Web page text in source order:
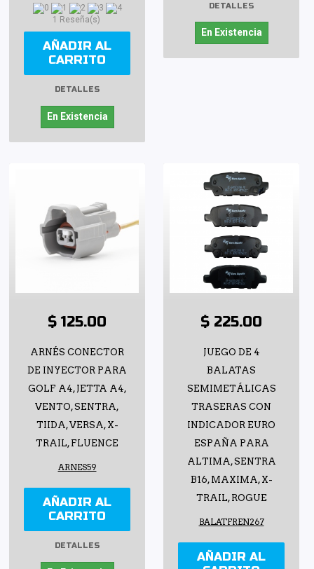
1 Reseña(s)
AÑADIR AL
CARRITO
DETALLES
En Existencia
DETALLES
En Existencia
$ 125.00
ARNÉS CONECTOR
DE INYECTOR PARA
GOLF A4, JETTA A4,
VENTO, SENTRA,
TIIDA, VERSA, X-
TRAIL, FLUENCE
ARNES59
AÑADIR AL
CARRITO
DETALLES
$ 225.00
JUEGO DE 4
BALATAS
SEMIMETÁLICAS
TRASERAS CON
INDICADOR EURO
ESPAÑA PARA
ALTIMA, SENTRA
B16, MAXIMA, X-
TRAIL, ROGUE
BALATFREN267
AÑADIR AL